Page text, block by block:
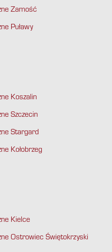
Zamość
Puławy
Koszalin
Szczecin
Stargard
Kołobrzeg
Kielce
Ostrowiec Świętokrzyski